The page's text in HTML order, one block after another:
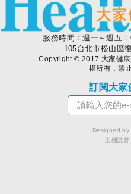
服務時間：週一～週五
105台北市松山區
Copyright © 2017 大家健
權所有，禁
訂閱大家
Designed by
主機託管